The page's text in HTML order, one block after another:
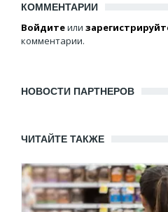
КОММЕНТАРИИ
Войдитеили
комментарии.
НОВОСТИ ПАРТНЕРОВ
ЧИТАЙТЕ ТАКЖЕ